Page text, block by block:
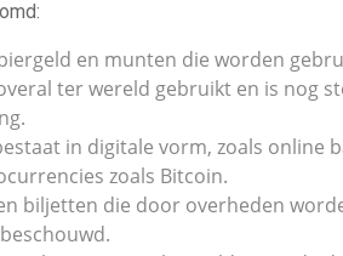
en munten die worden
ter wereld gebruikt en is nog
in digitale vorm, zoals online
zoals Bitcoin.
biljetten die door overheden